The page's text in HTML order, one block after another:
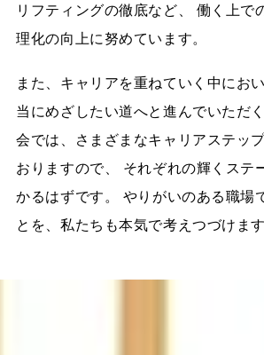
リフティングの徹底など、 働く上で
理化の向上に努めています。
また、キャリアを重ねていく中にお
当にめざしたい道へと進んでいただ
会では、さまざまなキャリアステッ
おりますので、 それぞれの輝くステ
かるはずです。 やりがいのある職場
とを、私たちも本気で考えつづけます